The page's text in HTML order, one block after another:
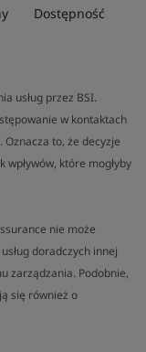
Dostępność
usług przez BSI.
w kontaktach
to, że decyzje
które mogłyby
nie może
doradczych innej
zarządzania. Podobnie,
się również o